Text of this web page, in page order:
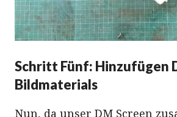
Schritt Fünf: Hinzufügen
Bildmaterials
Nun, da unser DM Screen